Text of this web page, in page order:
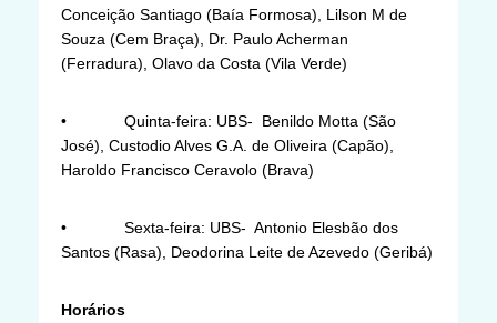
Conceição Santiago (Baía Formosa), Lilson M de
Souza (Cem Braça), Dr. Paulo Acherman
(Ferradura), Olavo da Costa (Vila Verde)
• Quinta-feira: UBS- Benildo Motta (São
José), Custodio Alves G.A. de Oliveira (Capão),
Haroldo Francisco Ceravolo (Brava)
• Sexta-feira: UBS- Antonio Elesbão dos
Santos (Rasa), Deodorina Leite de Azevedo (Geribá)
Horários